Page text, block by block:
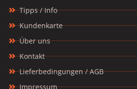
Tipps / Info
Kundenkarte
Über uns
Kontakt
Lieferbedingungen / AGB
Impressum